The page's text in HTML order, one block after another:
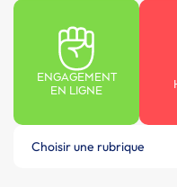
ENGAGEMENT
EN LIGNE
Choisir une rubrique